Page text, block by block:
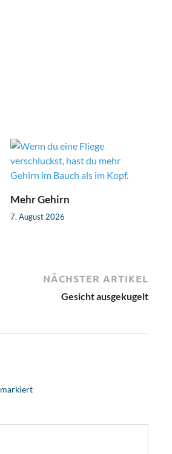
Mehr Gehirn
7. August 2026
NÄCHSTER ARTIKEL
Gesicht ausgekugelt
markiert